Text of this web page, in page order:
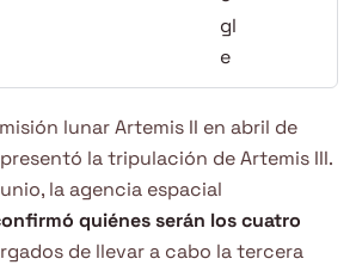
lunar Artemis II en abril de
presentó la tripulación de Artemis III.
la agencia espacial
quiénes serán los cuatro
de llevar a cabo la tercera